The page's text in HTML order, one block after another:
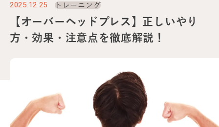
お客さまの声
プログラム
よくあるご質問
2025.12.25 トレーニング
【オーバーヘッドプレス】正しいやり
方・効果・注意点を徹底解説！